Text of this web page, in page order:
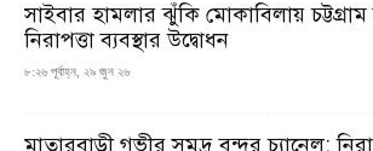
সাইবার হামলার ঝুঁকি মোকাবিলায়
নিরাপত্তা ব্যবস্থার উদ্বোধন
৮:২৬ পূর্বাহ্ন, ২৯ জুন ২৬
মাতারবাড়ী গভীর সমুদ্র বন্দর চ্যানেল: